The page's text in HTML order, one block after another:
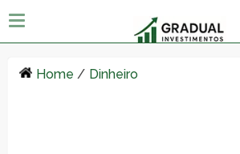
Home / Dinheiro